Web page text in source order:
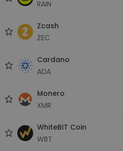
RAIN
Zcash
ZEC
Cardano
ADA
Monero
XMR
WhiteBIT Coin
WBT